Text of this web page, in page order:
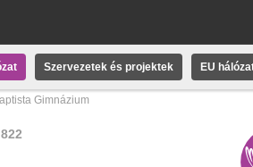
Szervezetek és projektek EU
Gimnázium